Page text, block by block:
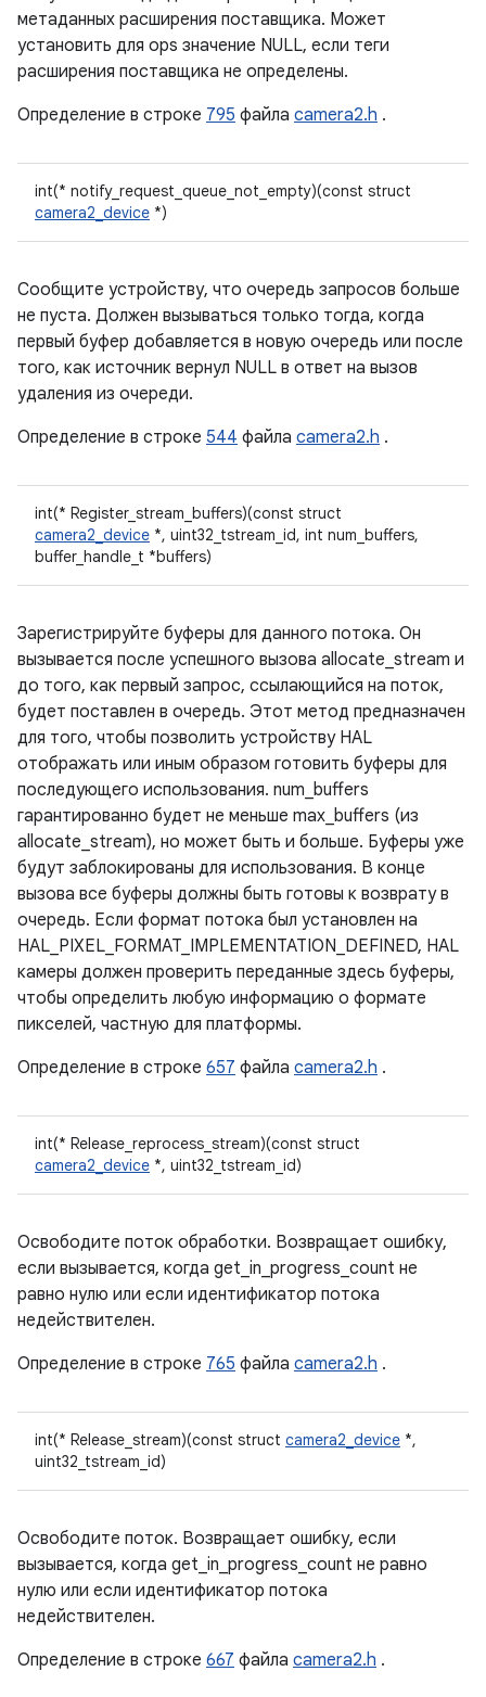
метаданных расширения поставщика. Может
установить для ops значение NULL, если теги
расширения поставщика не определены.
Определение в строке 795 файла camera2.h .
int(* notify_request_queue_not_empty)(const struct
camera2_device *)
Сообщите устройству, что очередь запросов больше
не пуста. Должен вызываться только тогда, когда
первый буфер добавляется в новую очередь или после
того, как источник вернул NULL в ответ на вызов
удаления из очереди.
Определение в строке 544 файла camera2.h .
int(* Register_stream_buffers)(const struct
camera2_device *, uint32_tstream_id, int num_buffers,
buffer_handle_t *buffers)
Зарегистрируйте буферы для данного потока. Он
вызывается после успешного вызова allocate_stream и
до того, как первый запрос, ссылающийся на поток,
будет поставлен в очередь. Этот метод предназначен
для того, чтобы позволить устройству HAL
отображать или иным образом готовить буферы для
последующего использования. num_buffers
гарантированно будет не меньше max_buffers (из
allocate_stream), но может быть и больше. Буферы уже
будут заблокированы для использования. В конце
вызова все буферы должны быть готовы к возврату в
очередь. Если формат потока был установлен на
HAL_PIXEL_FORMAT_IMPLEMENTATION_DEFINED, HAL
камеры должен проверить переданные здесь буферы,
чтобы определить любую информацию о формате
пикселей, частную для платформы.
Определение в строке 657 файла camera2.h .
int(* Release_reprocess_stream)(const struct
camera2_device *, uint32_tstream_id)
Освободите поток обработки. Возвращает ошибку,
если вызывается, когда get_in_progress_count не
равно нулю или если идентификатор потока
недействителен.
Определение в строке 765 файла camera2.h .
int(* Release_stream)(const struct camera2_device *,
uint32_tstream_id)
Освободите поток. Возвращает ошибку, если
вызывается, когда get_in_progress_count не равно
нулю или если идентификатор потока
недействителен.
Определение в строке 667 файла camera2.h .